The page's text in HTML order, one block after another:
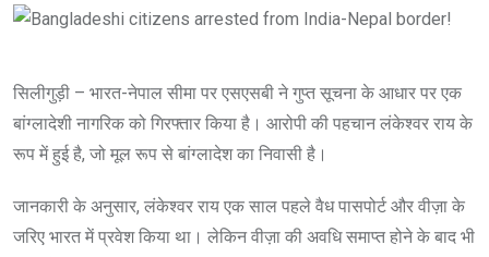
सिलीगुड़ी – भारत-नेपाल सीमा पर एसएसबी ने गुप्त सूचना के आधार पर एक
बांग्लादेशी नागरिक को गिरफ्तार किया है। आरोपी की पहचान लंकेश्वर राय के
रूप में हुई है, जो मूल रूप से बांग्लादेश का निवासी है।
जानकारी के अनुसार, लंकेश्वर राय एक साल पहले वैध पासपोर्ट और वीज़ा के
जरिए भारत में प्रवेश किया था। लेकिन वीज़ा की अवधि समाप्त होने के बाद भी